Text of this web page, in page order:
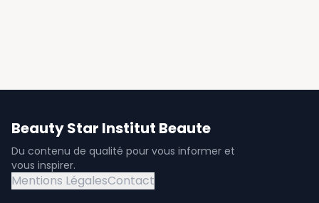
Beauty Star Institut Beaute
Du contenu de qualité pour vous informer et
vous inspirer.
Mentions LégalesContact